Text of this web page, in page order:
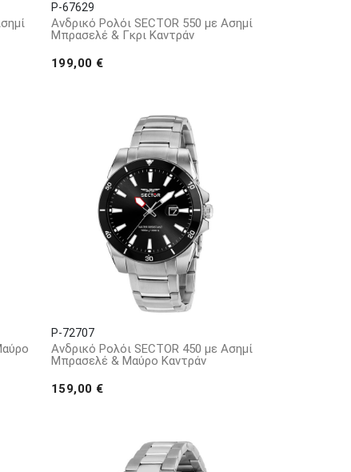
P-67629
Ανδρικό Ρολόι SECTOR 550 με Ασημί
Μπρασελέ & Γκρι Καντράν
199,00 €
P-72707
Ανδρικό Ρολόι SECTOR 450 με Ασημί
Μπρασελέ & Μαύρο Καντράν
159,00 €